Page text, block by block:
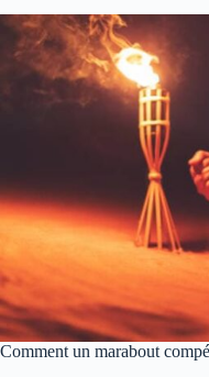
Comment un marabout